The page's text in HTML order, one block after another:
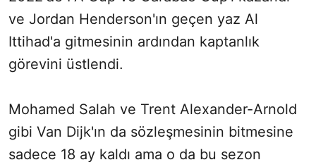
ve Jordan Henderson'ın geçen yaz Al
Ittihad'a gitmesinin ardından kaptanlık
görevini üstlendi.
Mohamed Salah ve Trent Alexander-Arnold
gibi Van Dijk'ın da sözleşmesinin bitmesine
sadece 18 ay kaldı ama o da bu sezon